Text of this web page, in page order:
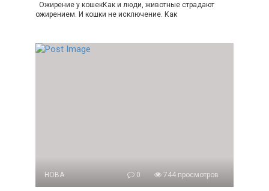
Ожирение у кошекКак и люди, животные страдают
ожирением. И кошки не исключение. Как
НОВА 0 744 просмотров